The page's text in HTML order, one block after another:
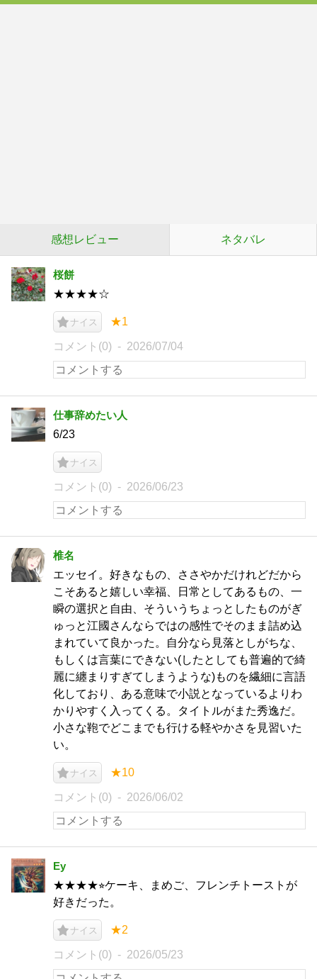
感想レビュー ネタバレ
桜餅
★★★★☆
ナイス ★1
コメント(0) 2026/07/04
仕事辞めたい人
6/23
ナイス
コメント(0) 2026/06/23
椎名
エッセイ。好きなもの、ささやかだけれどだから
こそあると嬉しい幸福、日常としてあるもの、一
瞬の選択と自由、そういうちょっとしたものがぎ
ゅっと江國さんならではの感性でそのまま詰め込
まれていて良かった。自分なら見落としがちな、
もしくは言葉にできない(したとしても普遍的で綺
麗に纏まりすぎてしまうような)ものを繊細に言語
化しており、ある意味で小説となっているよりわ
かりやすく入ってくる。タイトルがまた秀逸だ。
小さな鞄でどこまでも行ける軽やかさを見習いた
い。
ナイス ★10
コメント(0) 2026/06/02
Ey
★★★★⭐︎ケーキ、まめご、フレンチトーストが
好きだった。
ナイス ★2
コメント(0) 2026/05/23